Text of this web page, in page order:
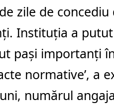
zile de
Instituția a
pași importanți
normative’, a
numărul